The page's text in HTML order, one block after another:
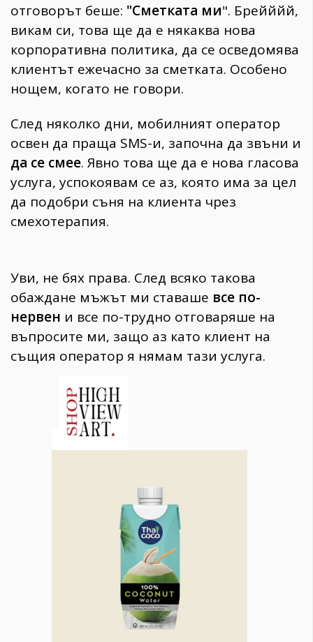
отговорът беше: "Сметката ми". Брейййй,
викам си, това ще да е някаква нова
корпоративна политика, да се осведомява
клиентът ежечасно за сметката. Особено
нощем, когато не говори.
След няколко дни, мобилният оператор
освен да праща SMS-и, започна да звъни и
да се смее. Явно това ще да е нова гласова
услуга, успокоявам се аз, която има за цел
да подобри съня на клиента чрез
смехотерапия.
Уви, не бях права. След всяко такова
обаждане мъжът ми ставаше все по-
нервен и все по-трудно отговаряше на
въпросите ми, защо аз като клиент на
същия оператор я нямам тази услуга.